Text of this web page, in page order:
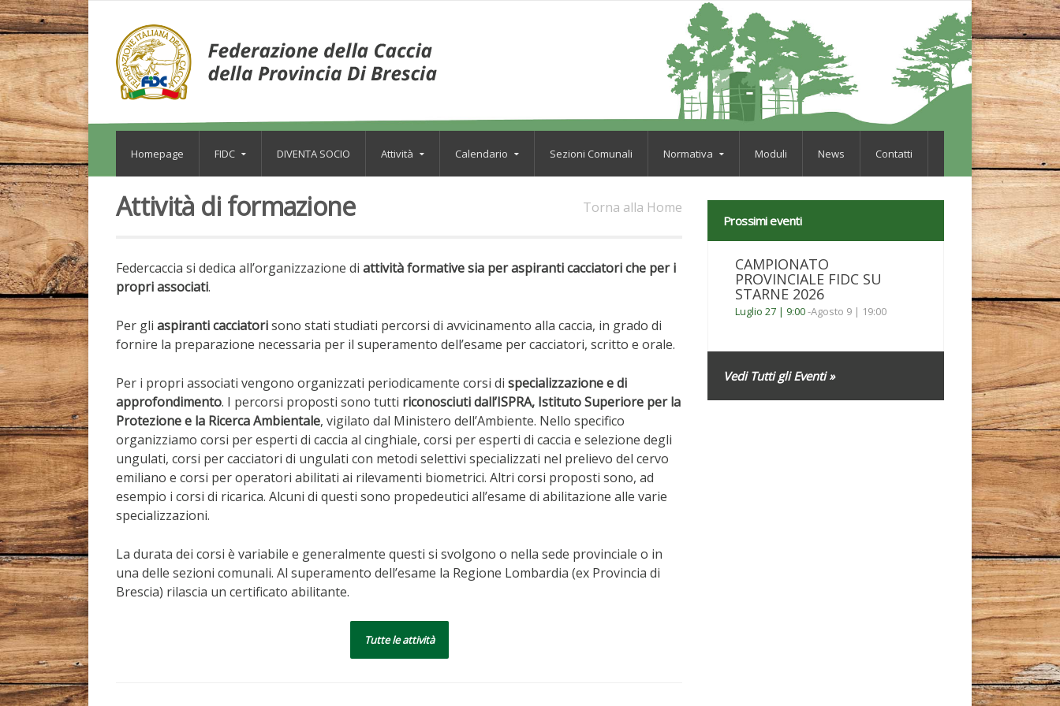
Homepage FIDC DIVENTA SOCIO Attività Calendario Sezioni Comunali Normativa Moduli News Contatti
Torna alla Home
Attività di formazione
Federcaccia si dedica all’organizzazione di attività formative sia peraspiranti cacciatori che per i
propri associati.
Per gli aspiranti cacciatorisono stati studiati percorsi di avvicinamento alla caccia, in grado di
fornire la preparazione necessaria per il superamento dell’esame per cacciatori, scritto e orale.
Per i propri associati vengono organizzati periodicamente corsi di specializzazione e di
approfondimento. I percorsi proposti sono tutti riconosciuti dall’ISPRA, Istituto Superiore per la
Protezione e la Ricerca Ambientale, vigilato dal Ministero dell’Ambiente. Nello specifico
organizziamo corsi per esperti di caccia al cinghiale, corsi per esperti di caccia e selezione degli
ungulati, corsi per cacciatori di ungulati con metodi selettivi specializzati nel prelievo del cervo
emiliano e corsi per operatori abilitati ai rilevamenti biometrici. Altri corsi proposti sono, ad
esempio i corsi di ricarica. Alcuni di questi sono propedeutici all’esame di abilitazione alle varie
specializzazioni.
La durata dei corsi è variabile e generalmente questi si svolgono o nella sede provinciale o in
una delle sezioni comunali. Al superamento dell’esame la Regione Lombardia (ex Provincia di
Brescia) rilascia un certificato abilitante.
Tutte le attività
Prossimi eventi
CAMPIONATO
PROVINCIALE FIDC SU
STARNE 2026
Luglio 27 | 9:00-Agosto 9 | 19:00
Vedi Tutti gli Eventi »